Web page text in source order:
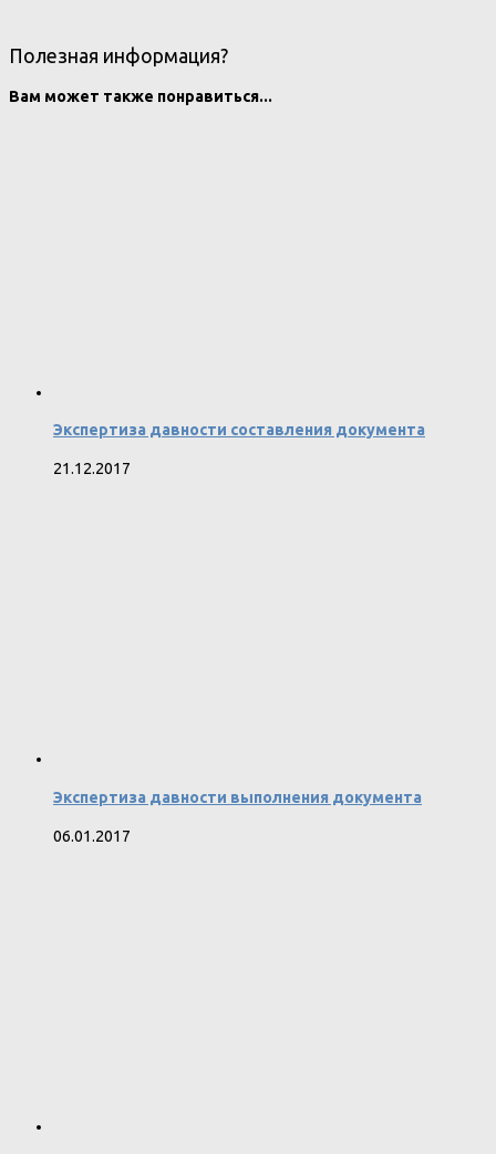
Полезная информация?
Вам может также понравиться...
Экспертиза давности составления документа
21.12.2017
Экспертиза давности выполнения документа
06.01.2017